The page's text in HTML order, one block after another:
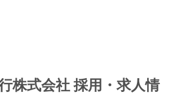
告・制作）
証券・保険・投資）
株式会社 採用・求人情